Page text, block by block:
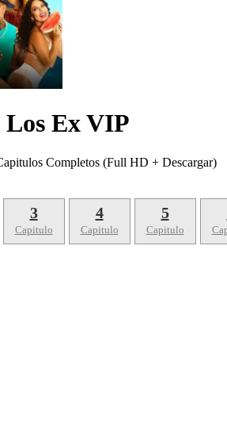
Los Ex VIP
Completos (Full HD + Descargar)
3
Capitulo
4
Capitulo
5
Capitulo